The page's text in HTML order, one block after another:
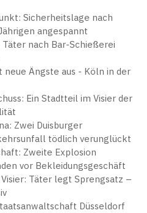
Sicherheitslage nach
angespannt
nach Bar-Schießerei
neue Ängste aus - Köln in der
Ein Stadtteil im Visier der
Zwei Duisburger
tödlich verunglückt
Zweite Explosion
vor Bekleidungsgeschäft
Täter legt Sprengsatz –
Düsseldorf